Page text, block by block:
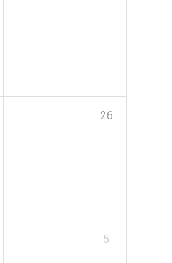
26
5